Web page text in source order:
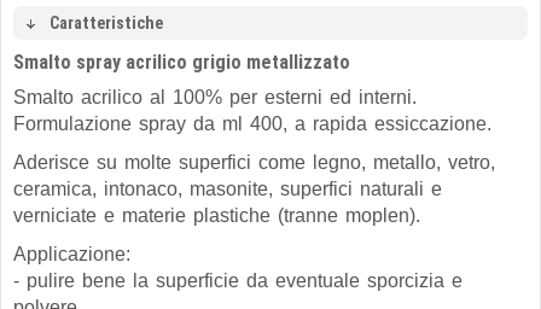
Caratteristiche
Smalto spray acrilico grigio metallizzato
Smalto acrilico al 100% per esterni ed interni.
Formulazione spray da ml 400, a rapida essiccazione.
Aderisce su molte superfici come legno, metallo, vetro,
ceramica, intonaco, masonite, superfici naturali e
verniciate e materie plastiche (tranne moplen).
Applicazione:
- pulire bene la superficie da eventuale sporcizia e